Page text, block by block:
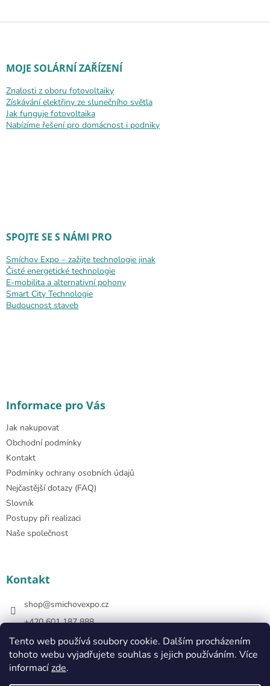
Tento web používá soubory cookie. Dalším procházením
tohoto webu vyjadřujete souhlas s jejich používáním. Více
informacízde.
Zápatí
MOJE SOLÁRNÍ ZAŘÍZENÍ
Znalosti z oboru fotovoltaiky
Získávání elektřiny ze slunečního světla
Jak funguje fotovoltaika
Nabízíme řešení pro domácnost i podniky
SPOJTE SE S NÁMI PRO
Smíchov Expo – zažijte technologie jinak
Čisté energetické technologie
E-mobilita a alternativní pohony
Smart City Technologie
Budoucnost staveb
Informace pro Vás
Jak nakupovat
Obchodní podmínky
Kontakt
Podmínky ochrany osobních údajů
Nejčastější dotazy (FAQ)
Slovník
Postupy při realizaci
Naše společnost
Kontakt
shop@smichovexpo.cz
+420 601 187 888
https://www.facebook.com/smichovexposhop
smichovexposhop